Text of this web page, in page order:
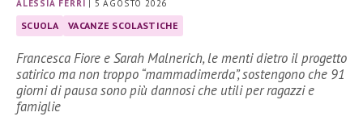
ALESSIA FERRI | 5 AGOSTO 2026
SCUOLA VACANZE SCOLASTICHE
Francesca Fiore e Sarah Malnerich, le menti dietro il progetto
satirico ma non troppo “mammadimerda”, sostengono che 91
giorni di pausa sono più dannosi che utili per ragazzi e
famiglie